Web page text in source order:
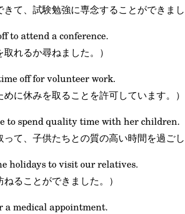
て、試験勉強に専念することができまし
to attend a conference.
れるか尋ねました。）
off for volunteer work.
に休みを取ることを許可しています。）
to spend quality time with her children.
て、子供たちとの質の高い時間を過ごし
holidays to visit our relatives.
ることができました。）
a medical appointment.